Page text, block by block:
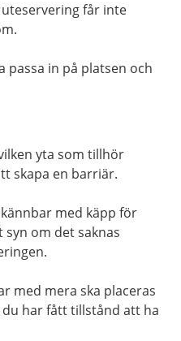
får inte
passa in på platsen och
yta som tillhör
skapa en barriär.
med käpp för
om det saknas
med mera ska placeras
har fått tillstånd att ha